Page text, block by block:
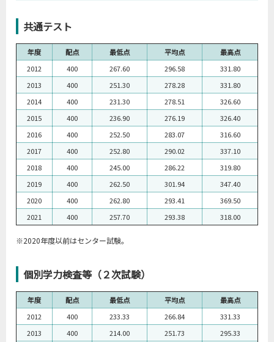
共通テスト
年度 配点 最低点 平均点
最高点
2012
400 267.60 296.58
331.80
2013
400 251.30 278.28
331.80
2014
400 231.30 278.51
326.60
2015
400 236.90 276.19
326.40
2016
400 252.50 283.07
316.60
2017
400 252.80 290.02
337.10
2018
400 245.00 286.22
319.80
2019
400 262.50 301.94
347.40
2020
400 262.80 293.41
369.50
2021
400 257.70 293.38 318.00
※2020年度以前はセンター試験。
個別学力検査等（２次試験）
年度 配点 最低点 平均点
最高点
2012
400 233.33 266.84
331.33
2013
400 214.00 251.73 295.33